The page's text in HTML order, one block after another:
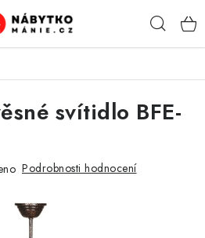
svítidlo BFE-
Podrobnosti hodnocení